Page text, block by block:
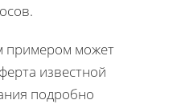
примером может
известной
подробно